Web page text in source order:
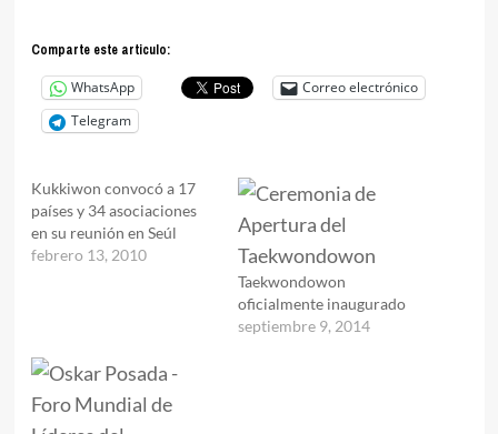
Comparte este articulo:
WhatsApp
Correo electrónico
Telegram
Kukkiwon convocó a 17
países y 34 asociaciones
en su reunión en Seúl
febrero 13, 2010
Taekwondowon
oficialmente inaugurado
septiembre 9, 2014